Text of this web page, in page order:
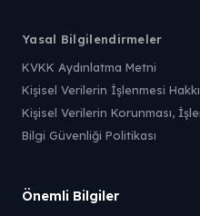
Yasal Bilgilendirmeler
KVKK Aydınlatma Metni
Kişisel Verilerin İşlenmesi
Kişisel Verilerin Korunması,
Bilgi Güvenliği Politikası
Önemli Bilgiler